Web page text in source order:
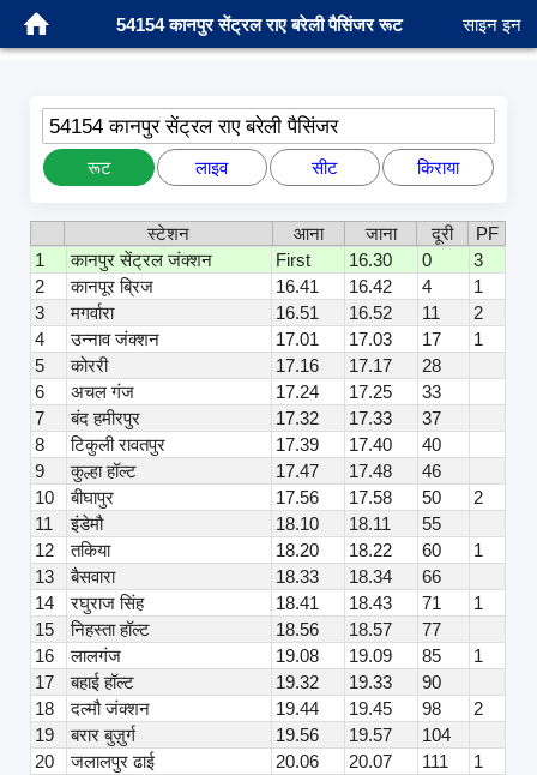
54154 कानपुर सेंट्रल राए बरेली पैसिंजर रूट साइन इन
54154 कानपुर सेंट्रल राए बरेली पैसिंजर
रूट लाइव सीट किराया
स्टेशन आना जाना दूरी
PF
1
कानपुर सेंट्रल जंक्शन First 16.30 0
3
2
कानपूर ब्रिज 16.41 16.42 4
1
3
मगर्वारा 16.51 16.52 11
2
4
उन्नाव जंक्शन 17.01 17.03 17
1
5
कोररी 17.16 17.17
28
6
अचल गंज 17.24 17.25
33
7
बंद हमीरपुर 17.32 17.33
37
8
टिकुली रावतपुर 17.39 17.40
40
9
कुल्हा हॉल्ट 17.47 17.48
46
10
बीघापुर 17.56 17.58 50
2
11
इंडेमौ 18.10 18.11
55
12
तकिया 18.20 18.22 60
1
13
बैसवारा 18.33 18.34
66
14
रघुराज सिंह 18.41 18.43 71
1
15
निहस्ता हॉल्ट 18.56 18.57
77
16
लालगंज 19.08 19.09 85
1
17
बहाई हॉल्ट 19.32 19.33
90
18
दल्मौ जंक्शन 19.44 19.45 98
2
19
बरार बुज़ुर्ग 19.56 19.57
104
20
जलालपुर ढाई 20.06 20.07 111
1